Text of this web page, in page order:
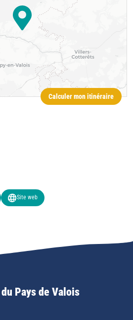
Calculer mon itinéraire
Site web
Pays de Valois